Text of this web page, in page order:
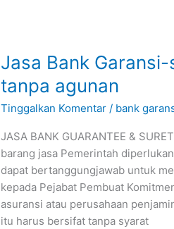
Jasa Bank
tanpa agunan
Tinggalkan Komentar / bank
JASA BANK GUARANTEE &
barang jasa Pemerintah
dapat bertanggungjawab untuk
kepada Pejabat Pembuat
asuransi atau perusahaan
itu harus bersifat tanpa syarat
Jasa
Garansi-
surety
di
banda
aceh
tanpa
agunan